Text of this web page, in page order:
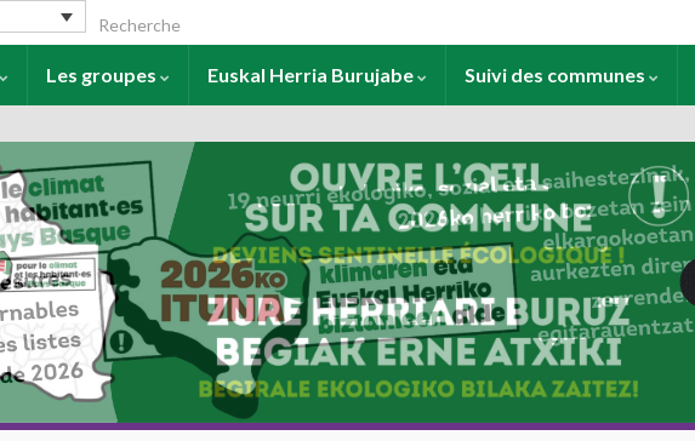
Search for:
Les groupes Euskal Herria Burujabe Suivi des communes